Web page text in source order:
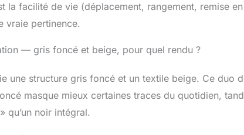
la facilité de vie (déplacement, rangement, remise
vraie pertinence.
— gris foncé et beige, pour quel rendu ?
une structure gris foncé et un textile beige. Ce duo
masque mieux certaines traces du quotidien,
qu’un noir intégral.